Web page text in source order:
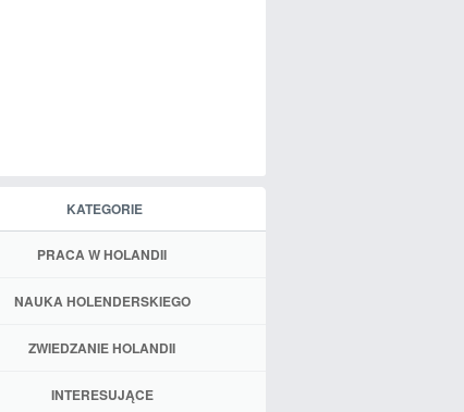
KATEGORIE
PRACA W HOLANDII
NAUKA HOLENDERSKIEGO
ZWIEDZANIE HOLANDII
INTERESUJĄCE